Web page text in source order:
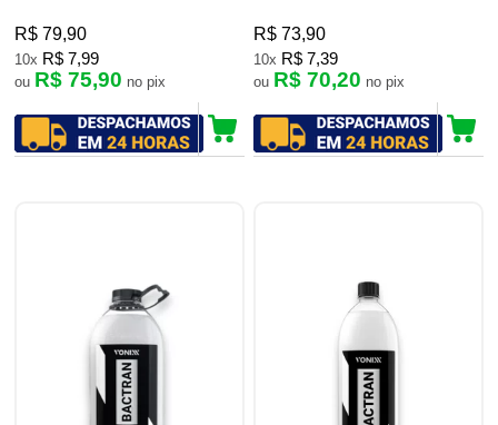
R$ 79,90
10x R$ 7,99
ou R$ 75,90 no pix
R$ 73,90
10x R$ 7,39
ou R$ 70,20 no pix